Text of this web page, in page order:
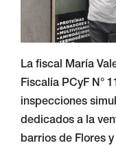
La fiscal María
Fiscalía PCyF N°
inspecciones
dedicados a la
barrios de Flores